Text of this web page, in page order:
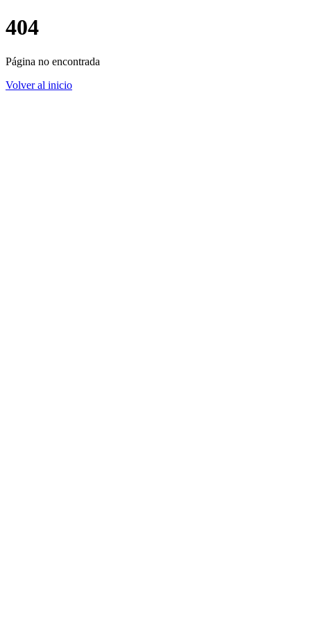
404
Página no encontrada
Volver al inicio